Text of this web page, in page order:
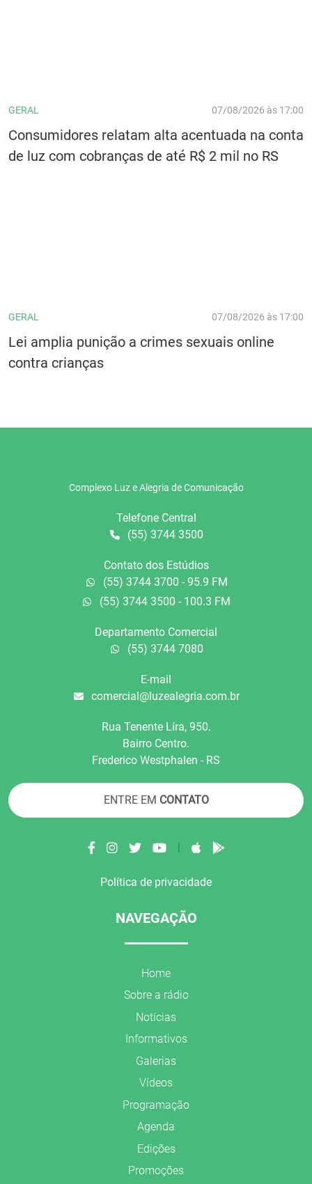
GERAL 07/08/2026 às 17:00
Consumidores relatam alta acentuada na conta
de luz com cobranças de até R$ 2 mil no RS
GERAL 07/08/2026 às 17:00
Lei amplia punição a crimes sexuais online
contra crianças
Complexo Luz e Alegria de Comunicação
Telefone Central
(55) 3744 3500
Contato dos Estúdios
(55) 3744 3700 - 95.9 FM
(55) 3744 3500 - 100.3 FM
Departamento Comercial
(55) 3744 7080
E-mail
comercial@luzealegria.com.br
Rua Tenente Líra, 950.
Bairro Centro.
Frederico Westphalen - RS
ENTRE EM CONTATO
|
Política de privacidade
NAVEGAÇÃO
Home
Sobre a rádio
Notícias
Informativos
Galerias
Vídeos
Programação
Agenda
Edições
Promoções